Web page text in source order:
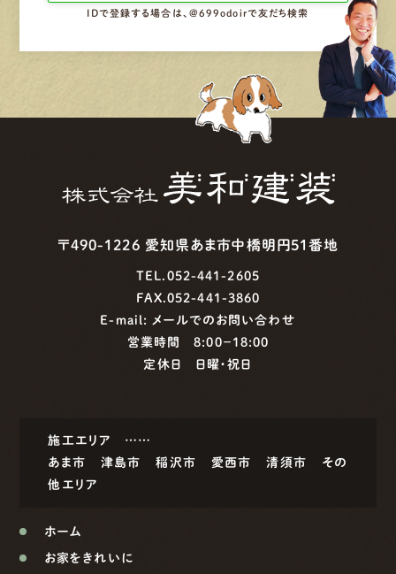
IDで登録する場合は、@699odoirで友だち検索
〒490-1226 愛知県あま市中橋明円51番地
TEL.052-441-2605
FAX.052-441-3860
E-mail: メールでのお問い合わせ
営業時間 8:00−18:00
定休日 日曜・祝日
施工エリア ……
あま市
津島市 稲沢市 愛西市 清須市
その
他エリア
ホーム
お家をきれいに